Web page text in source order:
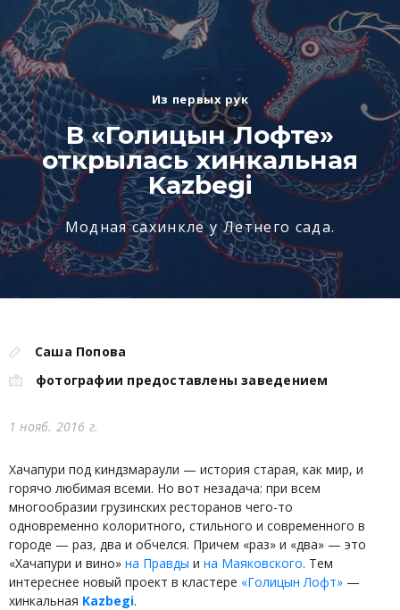
Из первых рук
В «Голицын Лофте»
открылась хинкальная
Kazbegi
Модная сахинкле у Летнего сада.
Саша Попова
фотографии предоставлены заведением
1 нояб. 2016 г.
Хачапури под киндзмараули — история старая, как мир, и
горячо любимая всеми. Но вот незадача: при всем
многообразии грузинских ресторанов чего-то
одновременно колоритного, стильного и современного в
городе — раз, два и обчелся. Причем «раз» и «два» — это
«Хачапури и вино» на Правды и на Маяковского. Тем
интереснее новый проект в кластере «Голицын Лофт» —
хинкальная Kazbegi.